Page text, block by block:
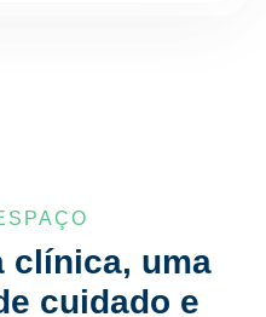
clínica, uma
cuidado e